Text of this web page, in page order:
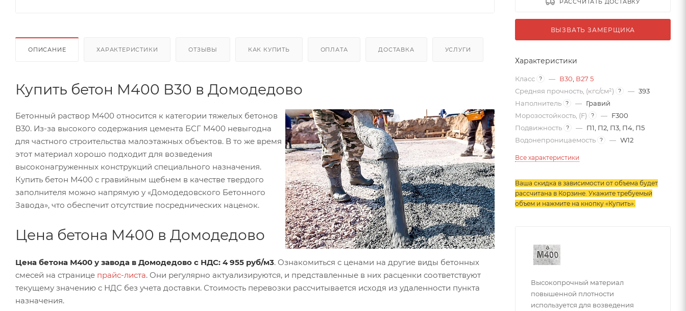
ОПИСАНИЕ ХАРАКТЕРИСТИКИ ОТЗЫВЫ КАК КУПИТЬ ОПЛАТА ДОСТАВКА УСЛУГИ
Купить бетон М400 В30 в Домодедово
Бетонный раствор М400 относится к категории тяжелых бетонов
В30. Из-за высокого содержания цемента БСГ М400 невыгодна
для частного строительства малоэтажных объектов. В то же время
этот материал хорошо подходит для возведения
высоконагруженных конструкций специального назначения.
Купить бетон М400 с гравийным щебнем в качестве твердого
заполнителя можно напрямую у «Домодедовского Бетонного
Завода», что обеспечит отсутствие посреднических наценок.
Цена бетона М400 в Домодедово
Цена бетона М400 у завода в Домодедово с НДС: 4 955 руб/м3. Ознакомиться с ценами на другие виды бетонных
смесей на странице прайс-листа. Они регулярно актуализируются, и представленные в них расценки соответствуют
текущему значению с НДС без учета доставки. Стоимость перевозки рассчитывается исходя из удаленности пункта
назначения.
ВЫЗВАТЬ ЗАМЕРЩИКА
Характеристики
Класс ? — В30 В27 5
Средняя прочность, (кгс/см²)
? — 393
Наполнитель ? — Гравий
Морозостойкость, (F)
? — F300
Подвижность ? — П1, П2, П3, П4, П5
Водонепроницаемость ? — W12
Все характеристики
Ваша скидка в зависимости от объема будет
рассчитана в Корзине. Укажите требуемый
объем и нажмите на кнопку «Купить»
Высокопрочный материал
повышенной плотности
используется для возведения